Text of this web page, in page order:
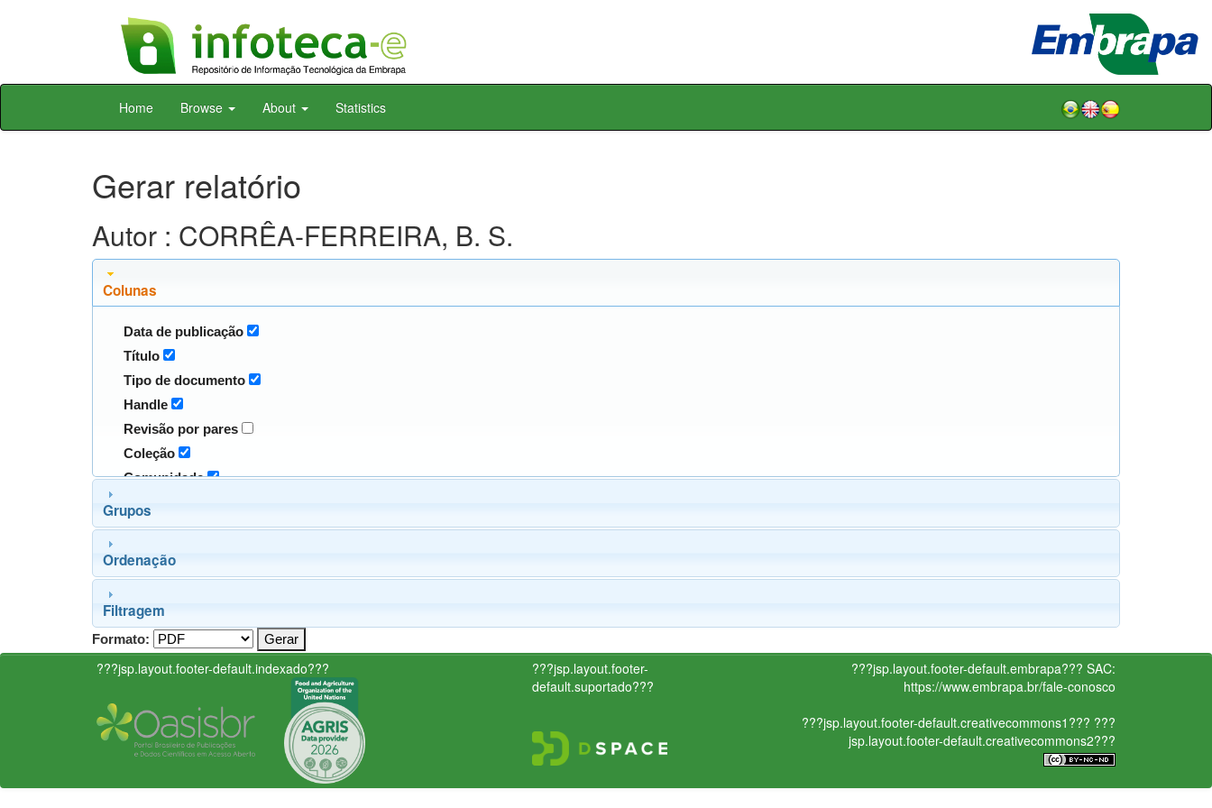
Skip
Home Browse About Statistics
Gerar relatório
Autor : CORRÊA-FERREIRA, B. S.
Colunas
Data de publicação
Título
Tipo de documento
Handle
Revisão por pares
Coleção
Comunidade
Grupos
Ordenação
Filtragem
Formato:
???jsp.layout.footer-default.indexado???
???jsp.layout.footer-
default.suportado???
???jsp.layout.footer-default.embrapa??? SAC:
https://www.embrapa.br/fale-conosco
???jsp.layout.footer-default.creativecommons1??? ???
jsp.layout.footer-default.creativecommons2???